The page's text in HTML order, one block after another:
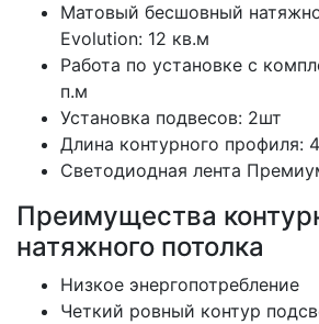
Матовый бесшовный
Evolution: 12 кв.м
Работа по установке с
п.м
Установка подвесов: 2шт
Длина контурного профиля:
Светодиодная лента
Преимущества
натяжного потолка
Низкое энергопотребление
Четкий ровный контур